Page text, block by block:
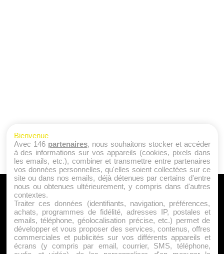
A PROPOS
Qui sommes nous ?
Mentions Légales
Publicité
Politique de Cookies
Bienvenue
Avec 146 partenaires, nous souhaitons stocker et accéder
à des informations sur vos appareils (cookies, pixels dans
les emails, etc.), combiner et transmettre entre partenaires
vos données personnelles, qu'elles soient collectées sur ce
site ou dans nos emails, déjà détenues par certains d'entre
nous ou obtenues ultérieurement, y compris dans d'autres
contextes.
Traiter ces données (identifiants, navigation, préférences,
achats, programmes de fidélité, adresses IP, postales et
emails, téléphone, géolocalisation précise, etc.) permet de
développer et vous proposer des services, contenus, offres
commerciales et publicités sur vos différents appareils et
écrans (y compris par email, courrier, SMS, téléphone,